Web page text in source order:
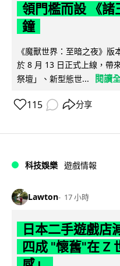
領門檻而設 《諸
鐘
《魔獸世界：至暗之夜》
於 8 月 13 日正式上線，帶
祭壇」、新型態世...
閱讀
115 分享
科技娛樂 遊戲情報
Lawton 17 小時
日本二手遊戲店
四成 "懷舊"在 Z